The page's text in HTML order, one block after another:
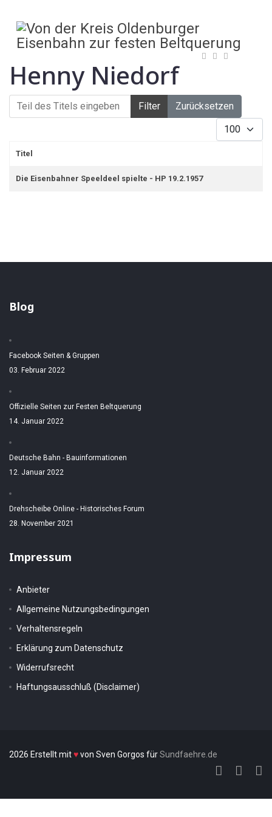
Henny Niedorf
Teil des Titels eingeben
Filter Zurücksetzen
Anzeige #
Titel
Die Eisenbahner Speeldeel spielte - HP 19.2.1957
Blog
Facebook Seiten & Gruppen
03. Februar 2022
Offizielle Seiten zur Festen Beltquerung
14. Januar 2022
Deutsche Bahn - Bauinformationen
12. Januar 2022
Drehscheibe Online - Historisches Forum
28. November 2021
Impressum
Anbieter
Allgemeine Nutzungsbedingungen
Verhaltensregeln
Erklärung zum Datenschutz
Widerrufsrecht
Haftungsausschluß (Disclaimer)
2026 Erstellt mit♥von Sven Gorgos fürSundfaehre.de